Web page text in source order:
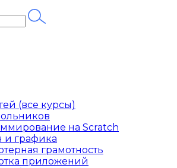
(все курсы)
на Scratch
и графика
грамотность
приложений